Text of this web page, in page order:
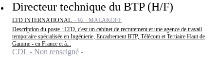
Directeur technique du BTP (H/F)
LTD INTERNATIONAL - 92 - MALAKOFF
Description du poste : LTD, c'est un cabinet de recrutement et une agence de travail
temporaire spécialisée en Ingénierie, Encadrement BTP, Télécom et Tertiaire Haut de
Gamme - en France et à...
CDI - Non renseigné